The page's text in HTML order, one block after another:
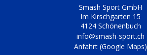
Smash Sport GmbH
Im Kirschgarten 15
4124 Schönenbuch
info@smash-sport.ch
Anfahrt (Google Maps)